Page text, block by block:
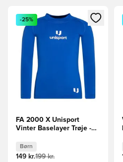
Åbner en Modal til at logge
-25%
FA 2000 X Unisport
Vinter Baselayer Trøje -
Børn
149 kr.199 kr.